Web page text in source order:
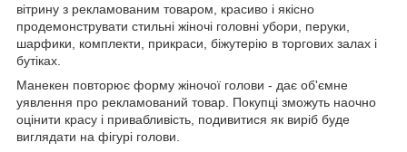
вітрину з рекламованим товаром, красиво і якісно
продемонструвати стильні жіночі головні убори, перуки,
шарфики, комплекти, прикраси, біжутерію в торгових залах і
бутіках.
Манекен повторює форму жіночої голови - дає об'ємне
уявлення про рекламований товар. Покупці зможуть наочно
оцінити красу і привабливість, подивитися як виріб буде
виглядати на фігурі голови.